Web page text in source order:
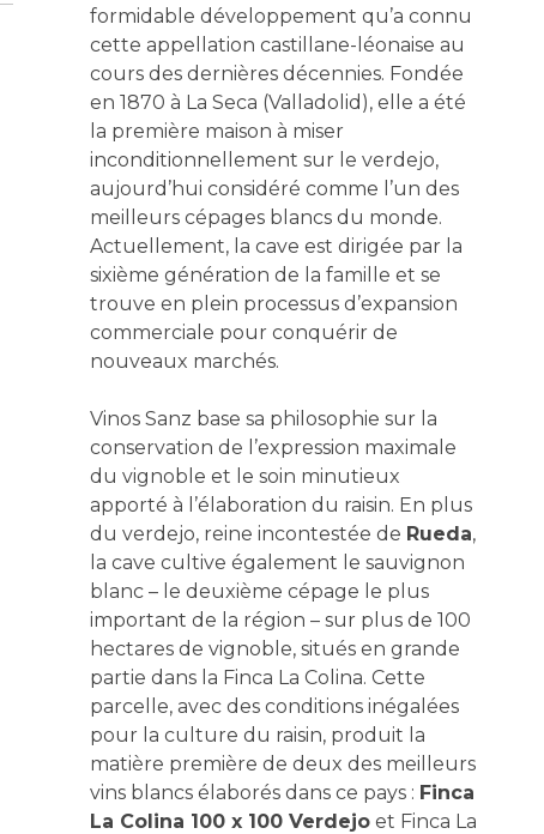
formidable développement qu’a connu
cette appellation castillane-léonaise au
cours des dernières décennies. Fondée
en 1870 à La Seca (Valladolid), elle a été
la première maison à miser
inconditionnellement sur le verdejo,
aujourd’hui considéré comme l’un des
meilleurs cépages blancs du monde.
Actuellement, la cave est dirigée par la
sixième génération de la famille et se
trouve en plein processus d’expansion
commerciale pour conquérir de
nouveaux marchés.
Vinos Sanz base sa philosophie sur la
conservation de l’expression maximale
du vignoble et le soin minutieux
apporté à l’élaboration du raisin. En plus
du verdejo, reine incontestée de Rueda,
la cave cultive également le sauvignon
blanc – le deuxième cépage le plus
important de la région – sur plus de 100
hectares de vignoble, situés en grande
partie dans la Finca La Colina. Cette
parcelle, avec des conditions inégalées
pour la culture du raisin, produit la
matière première de deux des meilleurs
vins blancs élaborés dans ce pays : Finca
La Colina 100 x 100 Verdejoet Finca La